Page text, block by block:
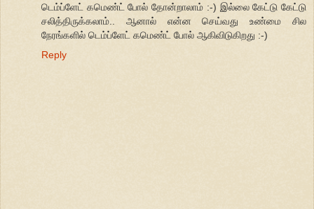
டெம்ப்ளேட் கமெண்ட் போல் தோன்றாலாம் :-) இல்லை கேட்டு கேட்டு
சலித்திருக்கலாம்.. ஆனால் என்ன செய்வது உண்மை சில
நேரங்களில் டெம்ப்ளேட் கமெண்ட் போல் ஆகிவிடுகிறது :-)
Reply